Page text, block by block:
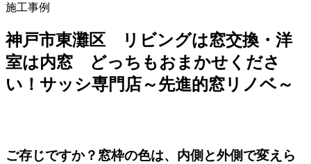
施工事例
神戸市東灘区 リビングは窓交換・洋
室は内窓 どっちもおまかせくださ
い！サッシ専門店～先進的窓リノベ～
ご存じですか？窓枠の色は、内側と外側で変えら